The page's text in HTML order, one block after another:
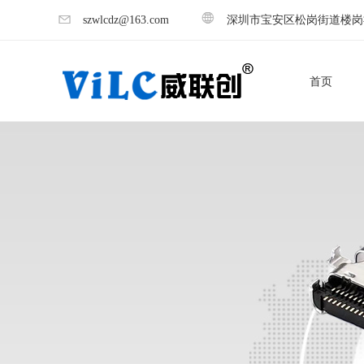
szwlcdz@163.com 深圳市宝安区松岗街道楼
首页